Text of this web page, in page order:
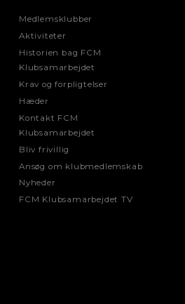
Medlemsklubber
Aktiviteter
Historien bag FCM
Klubsamarbejdet
Krav og forpligtelser
Hæder
Kontakt FCM
Klubsamarbejdet
Bliv frivillig
Ansøg om klubmedlemskab
Nyheder
FCM Klubsamarbejdet TV